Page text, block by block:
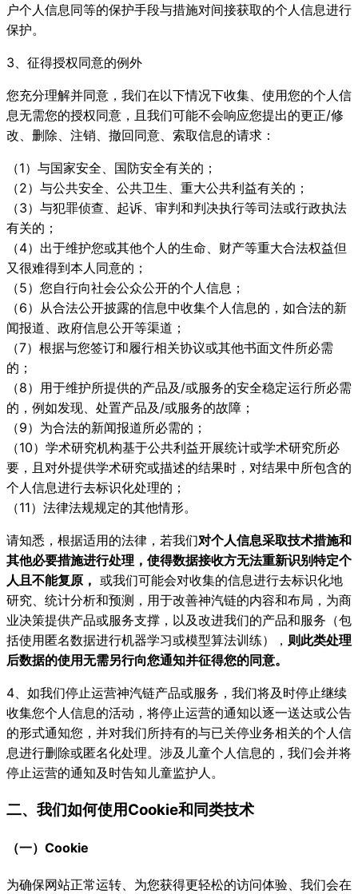
户个人信息同等的保护手段与措施对间接获取的个人信息进行
保护。
3、征得授权同意的例外
您充分理解并同意，我们在以下情况下收集、使用您的个人信
息无需您的授权同意，且我们可能不会响应您提出的更正/修
改、删除、注销、撤回同意、索取信息的请求：
（1）与国家安全、国防安全有关的；
（2）与公共安全、公共卫生、重大公共利益有关的；
（3）与犯罪侦查、起诉、审判和判决执行等司法或行政执法
有关的；
（4）出于维护您或其他个人的生命、财产等重大合法权益但
又很难得到本人同意的；
（5）您自行向社会公众公开的个人信息；
（6）从合法公开披露的信息中收集个人信息的，如合法的新
闻报道、政府信息公开等渠道；
（7）根据与您签订和履行相关协议或其他书面文件所必需
的；
（8）用于维护所提供的产品及/或服务的安全稳定运行所必需
的，例如发现、处置产品及/或服务的故障；
（9）为合法的新闻报道所必需的；
（10）学术研究机构基于公共利益开展统计或学术研究所必
要，且对外提供学术研究或描述的结果时，对结果中所包含的
个人信息进行去标识化处理的；
（11）法律法规规定的其他情形。
请知悉，根据适用的法律，若我们对个人信息采取技术措施和
其他必要措施进行处理，使得数据接收方无法重新识别特定个
人且不能复原， 或我们可能会对收集的信息进行去标识化地
研究、统计分析和预测，用于改善神汽链的内容和布局，为商
业决策提供产品或服务支撑，以及改进我们的产品和服务（包
括使用匿名数据进行机器学习或模型算法训练）， 则此类处理
后数据的使用无需另行向您通知并征得您的同意。
4、如我们停止运营神汽链产品或服务，我们将及时停止继续
收集您个人信息的活动，将停止运营的通知以逐一送达或公告
的形式通知您，并对我们所持有的与已关停业务相关的个人信
息进行删除或匿名化处理。涉及儿童个人信息的，我们会并将
停止运营的通知及时告知儿童监护人。
二、我们如何使用Cookie和同类技术
（一）Cookie
为确保网站正常运转、为您获得更轻松的访问体验、我们会在